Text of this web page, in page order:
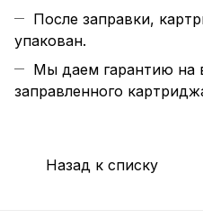
После заправки,
упакован.
Мы даем гарантию на
заправленного
Назад к списку